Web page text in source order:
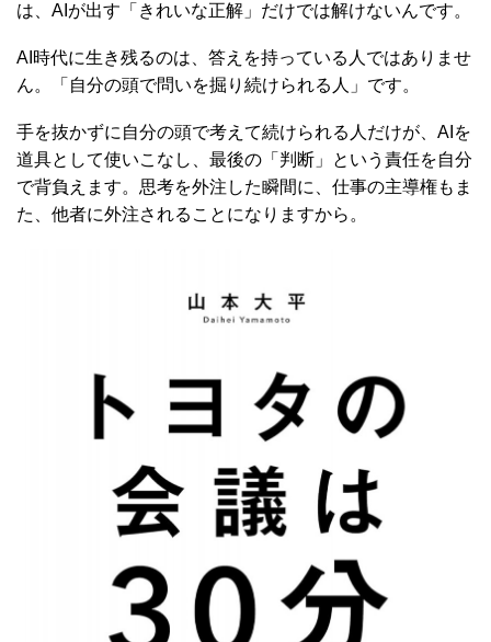
は、AIが出す「きれいな正解」だけでは解けないんです。
AI時代に生き残るのは、答えを持っている人ではありませ
ん。「自分の頭で問いを掘り続けられる人」です。
手を抜かずに自分の頭で考えて続けられる人だけが、AIを
道具として使いこなし、最後の「判断」という責任を自分
で背負えます。思考を外注した瞬間に、仕事の主導権もま
た、他者に外注されることになりますから。